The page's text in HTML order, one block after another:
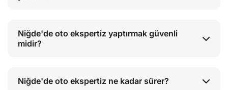
Niğde'de oto ekspertiz yaptırmak güvenli
midir?
Niğde'de oto ekspertiz ne kadar sürer?